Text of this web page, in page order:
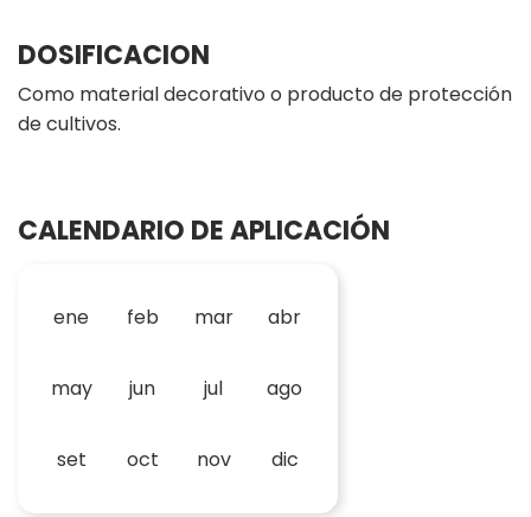
DOSIFICACION
Como material decorativo o producto de protección
de cultivos.
CALENDARIO DE APLICACIÓN
ene feb mar abr
may jun jul ago
set oct nov dic